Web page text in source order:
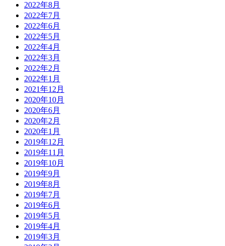
2022年8月
2022年7月
2022年6月
2022年5月
2022年4月
2022年3月
2022年2月
2022年1月
2021年12月
2020年10月
2020年6月
2020年2月
2020年1月
2019年12月
2019年11月
2019年10月
2019年9月
2019年8月
2019年7月
2019年6月
2019年5月
2019年4月
2019年3月